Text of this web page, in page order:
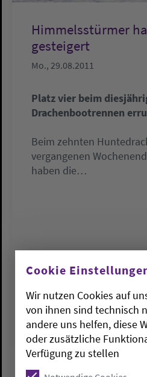
Himmelsstürmer
gesteigert
Mo., 29.08.2011
Platz vier beim
Drachenbootrennen
Beim zehnten
vergangenen
haben die…
Impulse für
Cookie
Wir nutzen Cookies auf
von ihnen sind technisch
andere uns helfen, diese
oder zusätzliche
Verfügung zu stellen